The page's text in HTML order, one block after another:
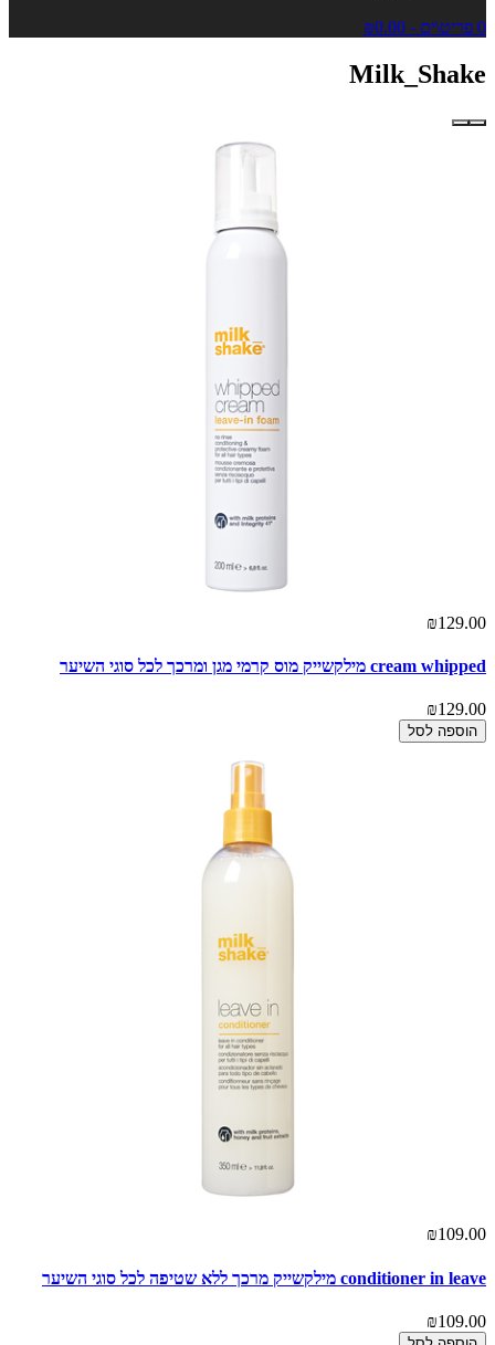
0 פריט\ים - ₪0.00
Milk_Shake
₪129.00
cream whipped מילקשייק מוס קרמי מגן ומרכך לכל סוגי השיער
₪129.00
הוספה לסל
₪109.00
conditioner in leave מילקשייק מרכך ללא שטיפה לכל סוגי השיער
₪109.00